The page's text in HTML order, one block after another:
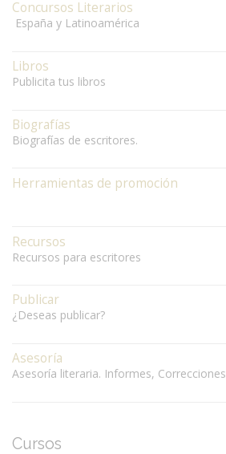
Concursos Literarios
España y Latinoamérica
Libros
Publicita tus libros
Biografías
Biografías de escritores.
Herramientas de promoción
Recursos
Recursos para escritores
Publicar
¿Deseas publicar?
Asesoría
Asesoría literaria. Informes, Correcciones
Cursos